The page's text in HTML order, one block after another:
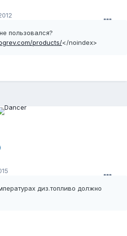
пользовался?
products/</noindex>
диз.топливо должно